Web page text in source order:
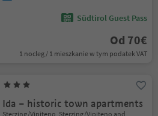
Südtirol Guest Pass
Od 70€
1 nocleg / 1 mieszkanie w tym podatek VAT
Ida – historic town apartments
Sterzing/Vipiteno, Sterzing/Vipiteno and